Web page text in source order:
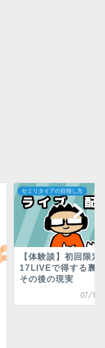
セミリタイアの目指し方
【体験談】初回限定
17LIVEで得する裏
その後の現実
07/17/